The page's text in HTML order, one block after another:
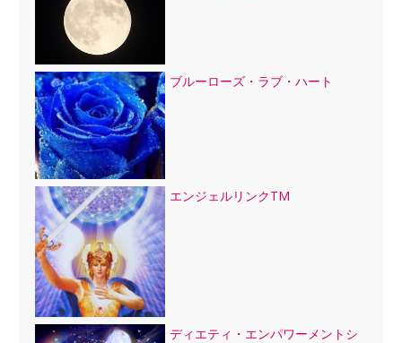
ブルーローズ・ラブ・ハート
エンジェルリンクTM
ディエティ・エンパワーメントシ